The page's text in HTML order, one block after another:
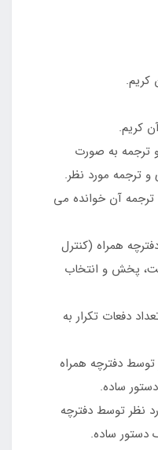
کريم.
کريم.
ترجمه به صورت
و ترجمه مورد نظر.
ترجمه آن خوانده می
همراه (کنترل
پخش و انتخاب
دفعات تکرار به
توسط دفترچه همراه
ساده.
نظر توسط دفترچه
دستور ساده.